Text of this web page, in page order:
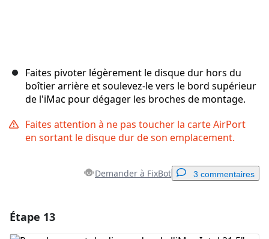
Faites pivoter légèrement le disque dur hors du
boîtier arrière et soulevez-le vers le bord supérieur
de l'iMac pour dégager les broches de montage.
Faites attention à ne pas toucher la carte AirPort
en sortant le disque dur de son emplacement.
Demander à FixBot 3 commentaires
Étape 13